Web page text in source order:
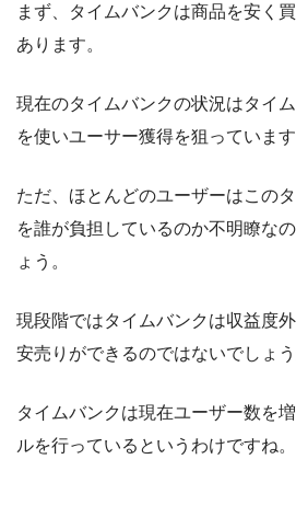
まず、タイムバンクは商品を安く
あります。
現在のタイムバンクの状況はタイ
を使いユーサー獲得を狙っています
ただ、ほとんどのユーザーはこの
を誰が負担しているのか不明瞭な
ょう。
現段階ではタイムバンクは収益度
安売りができるのではないでしょう
タイムバンクは現在ユーザー数を
ルを行っているというわけですね。